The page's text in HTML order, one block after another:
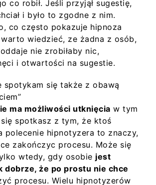
co robił. Jeśli przyjął sugestię,
i było to zgodne z nim.
co często pokazuje hipnoza
wiedzieć, ze żadna z osób,
nie zrobiłaby nic,
i otwartości na sugestie.
spotykam się także z obawą
ma możliwości utknięcia w tym
spotkasz z tym, że ktoś
polecenie hipnotyzera to znaczy,
zakończyc procesu. Może się
wtedy, gdy osobie jest
dobrze, że po prostu nie chce
procesu. Wielu hipnotyzerów